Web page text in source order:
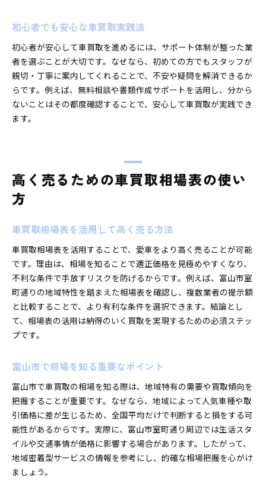
初心者でも安心な車買取実践法
初心者が安心して車買取を進めるには、サポート体制が整った業
者を選ぶことが大切です。なぜなら、初めての方でもスタッフが
親切・丁寧に案内してくれることで、不安や疑問を解消できるか
らです。例えば、無料相談や書類作成サポートを活用し、分から
ないことはその都度確認することで、安心して車買取が実践でき
ます。
高く売るための車買取相場表の使い
方
車買取相場表を活用して高く売る方法
車買取相場表を活用することで、愛車をより高く売ることが可能
です。理由は、相場を知ることで適正価格を見極めやすくなり、
不利な条件で手放すリスクを防げるからです。例えば、富山市室
町通りの地域特性を踏まえた相場表を確認し、複数業者の提示額
と比較することで、より有利な条件を選択できます。結論とし
て、相場表の活用は納得のいく買取を実現するための必須ステッ
プです。
富山市で相場を知る重要なポイント
富山市で車買取の相場を知る際は、地域特有の需要や買取傾向を
把握することが重要です。なぜなら、地域によって人気車種や取
引価格に差が生じるため、全国平均だけで判断すると損をする可
能性があるからです。実際に、富山市室町通り周辺では生活スタ
イルや交通事情が価格に影響する場合があります。したがって、
地域密着型サービスの情報を参考にし、的確な相場把握を心がけ
ましょう。